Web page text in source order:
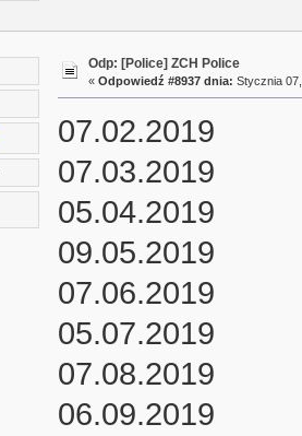
Odp: [Police] ZCH Police
« Odpowiedź #8937 dnia: Stycznia
07.02.2019
07.03.2019
05.04.2019
09.05.2019
07.06.2019
05.07.2019
07.08.2019
06.09.2019